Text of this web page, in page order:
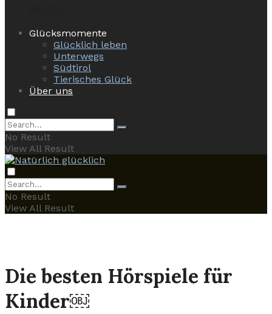
Glücksmomente
Glücklich leben
Unterwegs
Südtirol
Tierisches Glück
Über uns
No Result
View All Result
No Result
View All Result
Die besten Hörspiele für
Kinder￼